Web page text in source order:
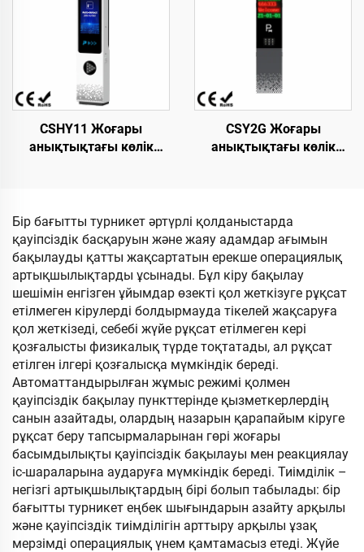
SUS304 материал
жоғары тұрақтылығы
бар. Шектеулі паркинг
аумағында орнатуға
CSHY11 Жоғары
анықтықтағы көлік
жарықтықтағы LCD
экраны
CSY2G Жоғары
анықтықтағы көлік
LED дисплей экраны
Бір бағытты турникет әртүрлі қолданыстарда
қауіпсіздік басқаруын және жаяу адамдар ағымын
бақылауды қатты жақсартатын ерекше операциялық
артықшылықтарды ұсынады. Бұл кіру бақылау
шешімін енгізген ұйымдар өзекті қол жеткізуге рұқсат
етілмеген кірулерді болдырмауда тікелей жақсаруға
қол жеткізеді, себебі жүйе рұқсат етілмеген кері
қозғалысты физикалық түрде тоқтатады, ал рұқсат
етілген ілгері қозғалысқа мүмкіндік береді.
Автоматтандырылған жұмыс режимі қолмен
қауіпсіздік бақылау пункттерінде қызметкерлердің
санын азайтады, олардың назарын қарапайым кіруге
рұқсат беру тапсырмаларынан гөрі жоғары
басымдылықты қауіпсіздік бақылауы мен реакциялау
іс-шараларына аударуға мүмкіндік береді. Тиімділік –
негізгі артықшылықтардың бірі болып табылады: бір
бағытты турникет еңбек шығындарын азайту арқылы
және қауіпсіздік тиімділігін арттыру арқылы ұзақ
мерзімді операциялық үнем қамтамасыз етеді. Жүйе